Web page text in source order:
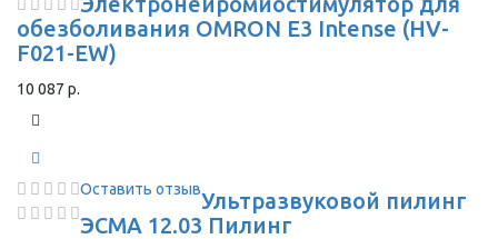
обезболивания OMRON Е3 Intense (HV-
F021-EW)
10 087 р.
Оставить отзывУльтразвуковой пилинг
ЭСМА 12.03 Пилинг